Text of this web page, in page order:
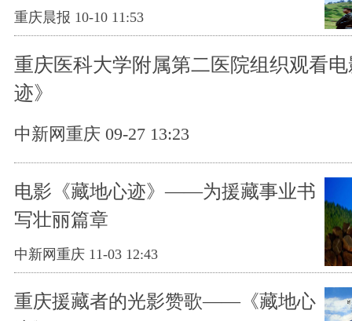
的故事
重庆晨报 10-10 11:53
重庆医科大学附属第二医院组织观看
迹》
中新网重庆 09-27 13:23
电影《藏地心迹》——为援藏事业书
写壮丽篇章
中新网重庆 11-03 12:43
重庆援藏者的光影赞歌——《藏地心